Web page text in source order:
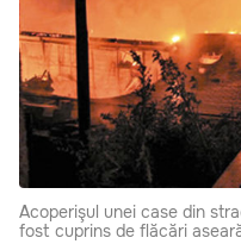
Acoperişul unei case din
fost cuprins de flăcări